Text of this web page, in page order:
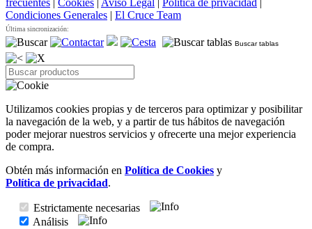
frecuentes | Cookies | Aviso Legal | Política de privacidad |
Condiciones Generales | El Cruce Team
Última sincronización:
Buscar tablas
Utilizamos cookies propias y de terceros para optimizar y posibilitar
la navegación de la web, y a partir de tus hábitos de navegación
poder mejorar nuestros servicios y ofrecerte una mejor experiencia
de compra.
Obtén más información en Política de Cookies y
Política de privacidad.
Estrictamente necesarias
Análisis